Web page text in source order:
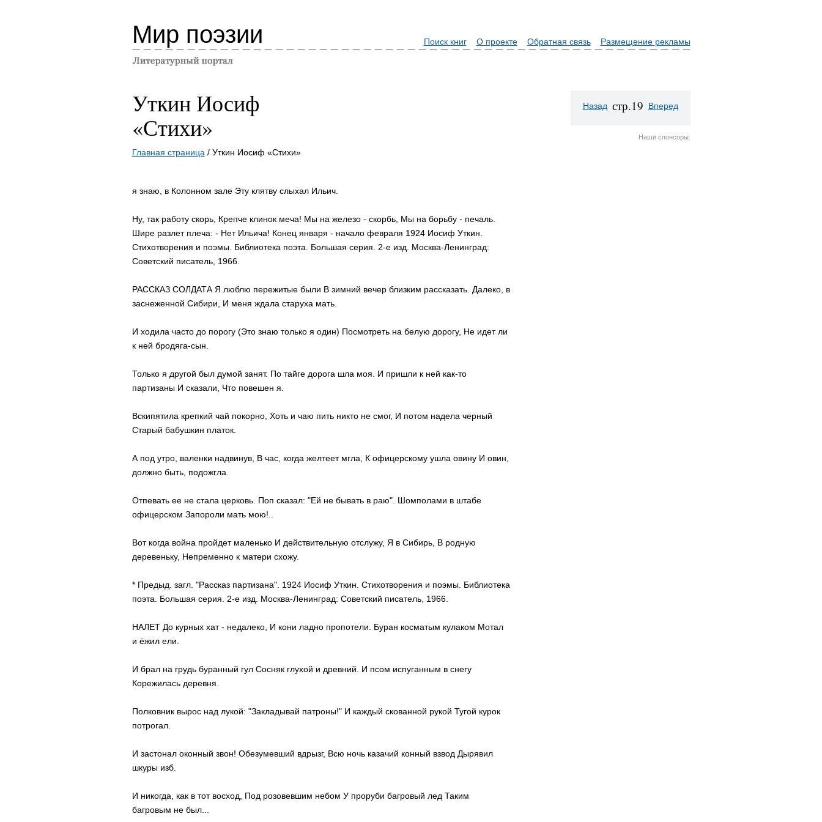
Мир поэзии Поиск книг О проекте Обратная связь Размещение рекламы
Уткин Иосиф
«Стихи»
Главная страница / Уткин Иосиф «Стихи»
я знаю, в Колонном зале Эту клятву слыхал Ильич.
Ну, так работу скорь, Крепче клинок меча! Мы на железо - скорбь, Мы на борьбу - печаль.
Шире разлет плеча: - Нет Ильича! Конец января - начало февраля 1924 Иосиф Уткин.
Стихотворения и поэмы. Библиотека поэта. Большая серия. 2-е изд. Москва-Ленинград:
Советский писатель, 1966.
РАССКАЗ СОЛДАТА Я люблю пережитые были В зимний вечер близким рассказать. Далеко, в
заснеженной Сибири, И меня ждала старуха мать.
И ходила часто до порогу (Это знаю только я один) Посмотреть на белую дорогу, Не идет ли
к ней бродяга-сын.
Только я другой был думой занят. По тайге дорога шла моя. И пришли к ней как-то
партизаны И сказали, Что повешен я.
Вскипятила крепкий чай покорно, Хоть и чаю пить никто не смог, И потом надела черный
Старый бабушкин платок.
А под утро, валенки надвинув, В час, когда желтеет мгла, К офицерскому ушла овину И овин,
должно быть, подожгла.
Отпевать ее не стала церковь. Поп сказал: "Ей не бывать в раю". Шомполами в штабе
офицерском Запороли мать мою!..
Вот когда война пройдет маленько И действительную отслужу, Я в Сибирь, В родную
деревеньку, Непременно к матери схожу.
* Предыд. загл. "Рассказ партизана". 1924 Иосиф Уткин. Стихотворения и поэмы. Библиотека
поэта. Большая серия. 2-е изд. Москва-Ленинград: Советский писатель, 1966.
НАЛЕТ До курных хат - недалеко, И кони ладно пропотели. Буран косматым кулаком Мотал
и ёжил ели.
И брал на грудь буранный гул Сосняк глухой и древний. И псом испуганным в снегу
Корежилась деревня.
Полковник вырос над лукой: "Закладывай патроны!" И каждый скованной рукой Тугой курок
потрогал.
И застонал оконный звон! Обезумевший вдрызг, Всю ночь казачий конный взвод Дырявил
шкуры изб.
И никогда, как в тот восход, Под розовевшим небом У проруби багровый лед Таким
багровым не был...
Назад стр.19 Вперед
Наши спонсоры: